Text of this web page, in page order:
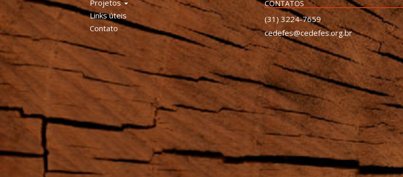
Projetos
Links úteis
Contato
CONTATOS
(31) 3224-7659
cedefes@cedefes.org.br